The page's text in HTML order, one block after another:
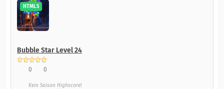
HTML5
Bubble Star Level 24
0 0
Kein Saison Highscore!